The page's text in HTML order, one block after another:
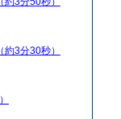
（約3分30秒）